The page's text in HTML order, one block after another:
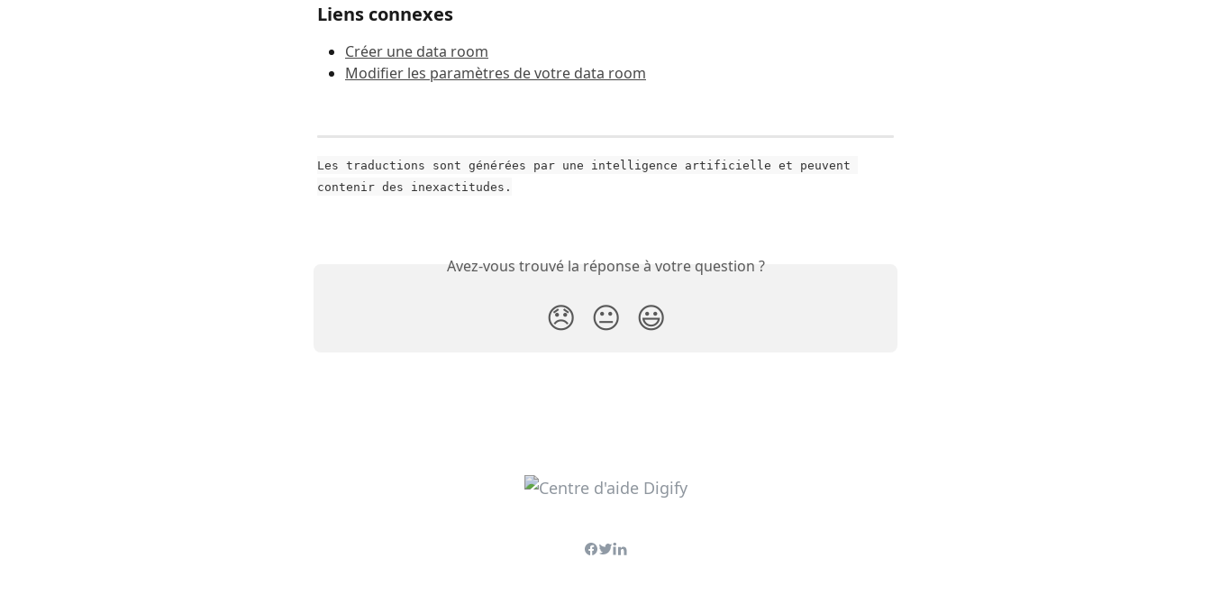
Liens connexes
Créer une data room
Modifier les paramètres de votre data room
Les traductions sont générées par une intelligence artificielle et peuvent
contenir des inexactitudes.
Avez-vous trouvé la réponse à votre question ?
😞 😐 😃